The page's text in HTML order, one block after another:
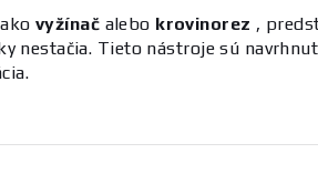
vyžínač alebo krovinorez ,
nestačia. Tieto nástroje sú
rôznymi názvami, čo často
medzi nimi spočíva v type